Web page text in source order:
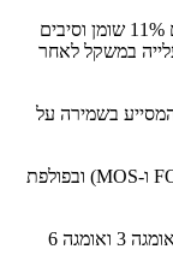
פורמולה מאוזנת עם 11% שומן וסיבים
במשקל לאחר
בשמירה על
מועשר בפרה-ביוטיקה (FOS ו-MOS) ובפולפת
עשיר בחומצות שומן אומגה 3 ואומגה 6